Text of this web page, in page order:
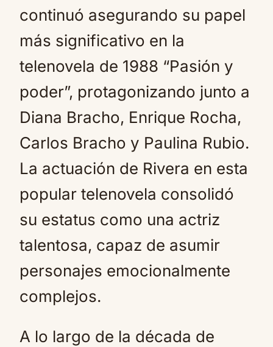
continuó asegurando su papel
más significativo en la
telenovela de 1988 “Pasión y
poder”, protagonizando junto a
Diana Bracho, Enrique Rocha,
Carlos Bracho y Paulina Rubio.
La actuación de Rivera en esta
popular telenovela consolidó
su estatus como una actriz
talentosa, capaz de asumir
personajes emocionalmente
complejos.
A lo largo de la década de